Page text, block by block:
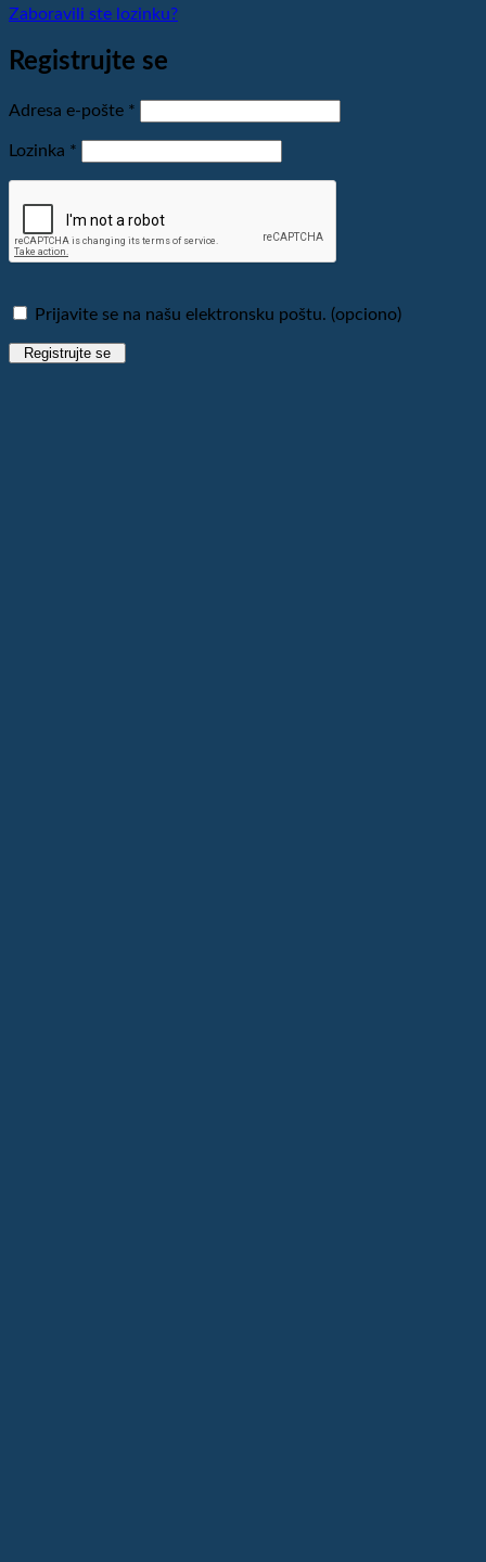
Zaboravili ste lozinku?
Registrujte se
Adresa e-pošte *
Lozinka *
Prijavite se na našu elektronsku poštu. (opciono)
Registrujte se